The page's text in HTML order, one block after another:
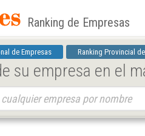
Ranking de Empresas
de Empresas Ranking Provincial
su empresa en el